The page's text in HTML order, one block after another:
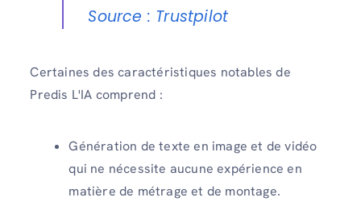
Source : Trustpilot
Certaines des caractéristiques notables de
Predis L'IA comprend :
Génération de texte en image et de vidéo
qui ne nécessite aucune expérience en
matière de métrage et de montage.